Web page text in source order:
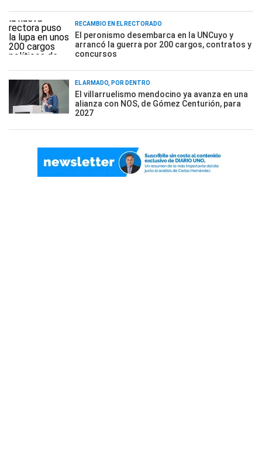
RECAMBIO EN EL RECTORADO
El peronismo desembarca en la UNCuyo y
arrancó la guerra por 200 cargos, contratos y
concursos
EL ARMADO, POR DENTRO
El villarruelismo mendocino ya avanza en una
alianza con NOS, de Gómez Centurión, para
2027